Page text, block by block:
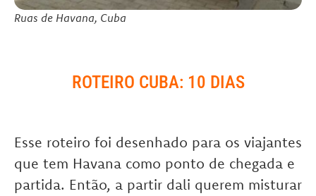
Ruas de Havana, Cuba
ROTEIRO CUBA: 10 DIAS
Esse roteiro foi desenhado para os viajantes
que tem Havana como ponto de chegada e
partida. Então, a partir dali querem misturar